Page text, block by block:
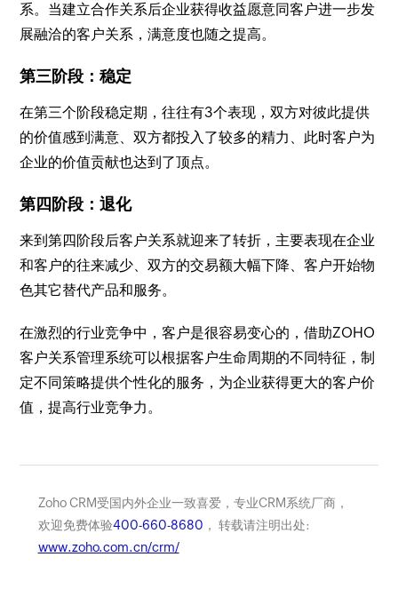
系。当建立合作关系后企业获得收益愿意同客户进一步发
展融洽的客户关系，满意度也随之提高。
第三阶段：稳定
在第三个阶段稳定期，往往有3个表现，双方对彼此提供
的价值感到满意、双方都投入了较多的精力、此时客户为
企业的价值贡献也达到了顶点。
第四阶段：退化
来到第四阶段后客户关系就迎来了转折，主要表现在企业
和客户的往来减少、双方的交易额大幅下降、客户开始物
色其它替代产品和服务。
在激烈的行业竞争中，客户是很容易变心的，借助ZOHO
客户关系管理系统可以根据客户生命周期的不同特征，制
定不同策略提供个性化的服务，为企业获得更大的客户价
值，提高行业竞争力。
Zoho CRM受国内外企业一致喜爱，专业CRM系统厂商，
欢迎免费体验400-660-8680 ， 转载请注明出处:
www.zoho.com.cn/crm/